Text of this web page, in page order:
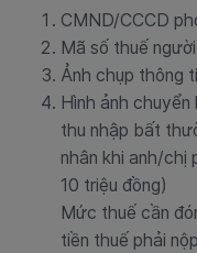
CMND/CCCD
Mã số thuế
Ảnh chụp thông
Hình ảnh
thu nhập bất
nhân khi anh/chị
10 triệu đồng)
Mức thuế cần
tiền thuế phải